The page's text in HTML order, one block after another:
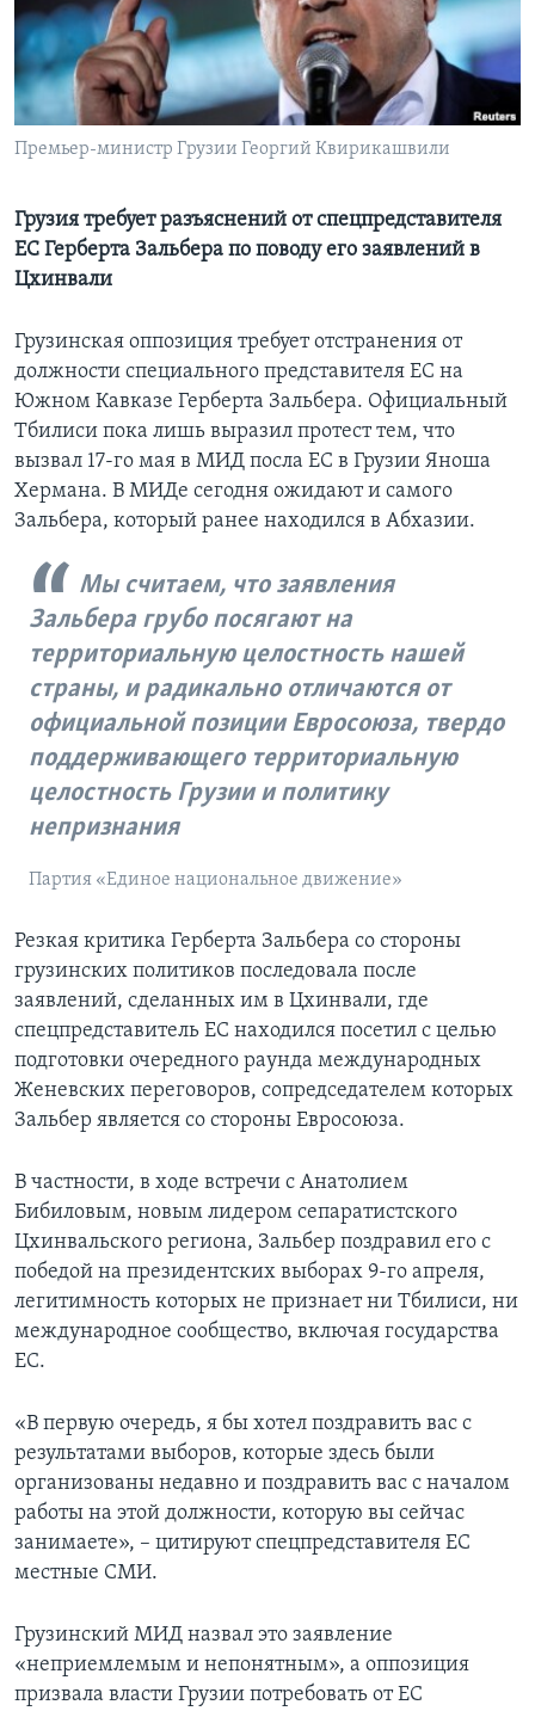
Learning English
СОЦИАЛЬНЫЕ СЕТИ
Языки
Премьер-министр Грузии Георгий Квирикашвили
Грузия требует разъяснений от спецпредставителя
ЕС Герберта Зальбера по поводу его заявлений в
Цхинвали
Грузинская оппозиция требует отстранения от
должности специального представителя ЕС на
Южном Кавказе Герберта Зальбера. Официальный
Тбилиси пока лишь выразил протест тем, что
вызвал 17-го мая в МИД посла ЕС в Грузии Яноша
Хермана. В МИДе сегодня ожидают и самого
Зальбера, который ранее находился в Абхазии.
Мы считаем, что заявления
Зальбера грубо посягают на
территориальную целостность нашей
страны, и радикально отличаются от
официальной позиции Евросоюза, твердо
поддерживающего территориальную
целостность Грузии и политику
непризнания
Партия «Единое национальное движение»
Резкая критика Герберта Зальбера со стороны
грузинских политиков последовала после
заявлений, сделанных им в Цхинвали, где
спецпредставитель ЕС находился посетил с целью
подготовки очередного раунда международных
Женевских переговоров, сопредседателем которых
Зальбер является со стороны Евросоюза.
В частности, в ходе встречи с Анатолием
Бибиловым, новым лидером сепаратистского
Цхинвальского региона, Зальбер поздравил его с
победой на президентских выборах 9-го апреля,
легитимность которых не признает ни Тбилиси, ни
международное сообщество, включая государства
ЕС.
«В первую очередь, я бы хотел поздравить вас с
результатами выборов, которые здесь были
организованы недавно и поздравить вас с началом
работы на этой должности, которую вы сейчас
занимаете», – цитируют спецпредставителя ЕС
местные СМИ.
Грузинский МИД назвал это заявление
«неприемлемым и непонятным», а оппозиция
призвала власти Грузии потребовать от ЕС